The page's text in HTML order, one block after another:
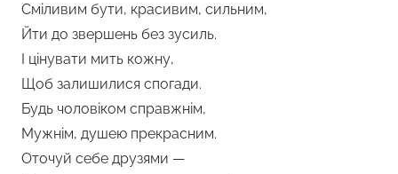
Сміливим бути, красивим, сильним,
Йти до звершень без зусиль.
І цінувати мить кожну,
Щоб залишилися спогади.
Будь чоловіком справжнім,
Мужнім, душею прекрасним.
Оточуй себе друзями —